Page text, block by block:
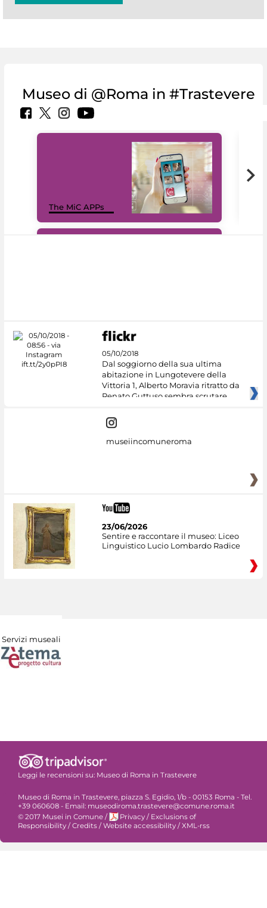
Museo di @Roma in #Trastevere
The MiC APPs
05/10/2018
Dal soggiorno della sua ultima
abitazione in Lungotevere della
Vittoria 1, Alberto Moravia ritratto da
Renato Guttuso sembra scrutare
museiincomuneroma
23/06/2026
Sentire e raccontare il museo: Liceo
Linguistico Lucio Lombardo Radice
Servizi museali
Leggi le recensioni su: Museo di Roma in Trastevere
Museo di Roma in Trastevere, piazza S. Egidio, 1/b - 00153 Roma - Tel.
+39 060608 - Email: museodiroma.trastevere@comune.roma.it
© 2017 Musei in Comune / Privacy / Exclusions of
Responsibility / Credits / Website accessibility / XML-rss